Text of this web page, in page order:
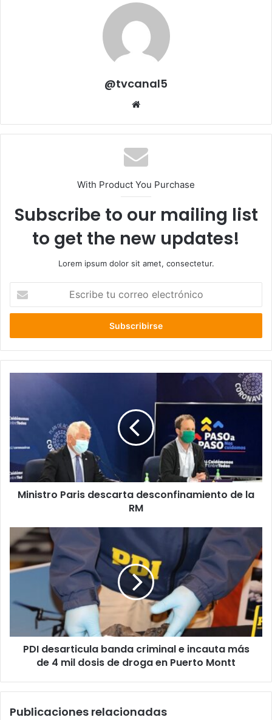
@tvcanal5
With Product You Purchase
Subscribe to our mailing list
to get the new updates!
Lorem ipsum dolor sit amet, consectetur.
correo
desconfinamiento
Ministro Paris descarta desconfinamiento de la
RM
desarticula
banda
criminal
más
4
Puerto
PDI desarticula banda criminal e incauta más
de 4 mil dosis de droga en Puerto Montt
Publicaciones relacionadas